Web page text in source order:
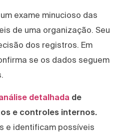
exame minucioso das
de uma organização. Seu
dos registros. Em
se os dados seguem
detalhada de
e controles internos.
e identificam possíveis